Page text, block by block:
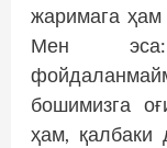
жаримага ҳам
Мен эса:
бошимизга
ҳам, қалбаки